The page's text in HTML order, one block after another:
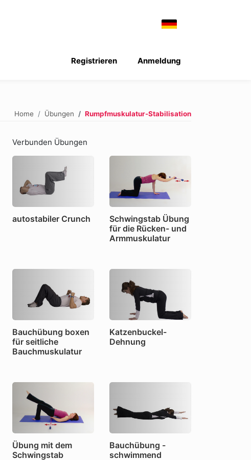
Anmeldung
Registrieren
Home Übungen Rumpfmuskulatur-Stabilisation
Verbunden Übungen
autostabiler Crunch
Schwingstab Übung
für die Rücken- und
Armmuskulatur
Bauchübung boxen
für seitliche
Bauchmuskulatur
Katzenbuckel-
Dehnung
Übung mit dem
Schwingstab
Bauchübung -
schwimmend